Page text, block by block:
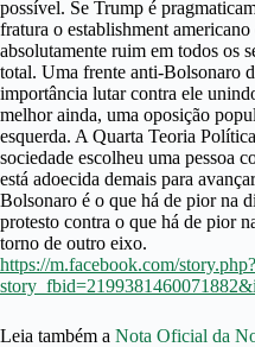
possível. Se Trump é
fratura o establishment
absolutamente ruim em todos os
total. Uma frente anti-Bolsonaro
importância lutar contra ele
melhor ainda, uma oposição
esquerda. A Quarta Teoria
sociedade escolheu uma pessoa
está adoecida demais para
Bolsonaro é o que há de pior na
protesto contra o que há de pior
torno de outro eixo.
https://m.facebook.com/story.php?
Leia também a Nota Oficial da